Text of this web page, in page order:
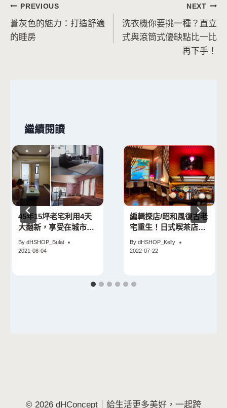
文
章
PREVIOUS
蒼灰色的魅力：打造舒適
的睡房
NEXT
洗衣機你要挑一種？直立
式與滾筒式優缺點比一比
再下手！
繼續閱讀
45年15坪老宅利用4天
大翻新，享受在城市中
By dHSHOP_Bulai
2021-08-04
編輯探店/昭和風復古老
宅重生！日式喫茶店
媽媽的味道
By dHSHOP_Kelly
2022-07-22
© 2026 dHConcept｜給生活更多美好，一起跨